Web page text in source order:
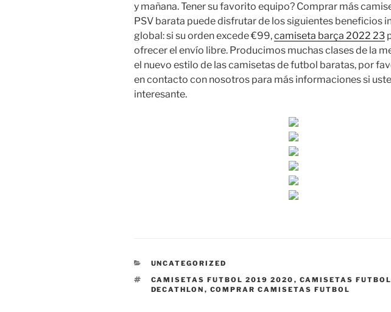
y mañana. Tener su favorito equipo? Comprar más
PSV barata puede disfrutar de los siguientes beneficios
global: si su orden excede €99,camiseta barça 2022 23
ofrecer el envío libre. Producimos muchas clases de la
el nuevo estilo de las camisetas de futbol baratas, por
en contacto con nosotros para más informaciones si
interesante.
CATEGORÍAS
UNCATEGORIZED
ETIQUETAS
CAMISETAS FUTBOL 2019 2020 , CAMISETAS
DECATHLON , COMPRAR CAMISETAS FUTBOL